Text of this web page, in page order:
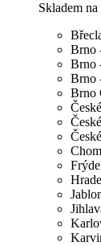
Skladem
Brno
Brno
Brno
Brno